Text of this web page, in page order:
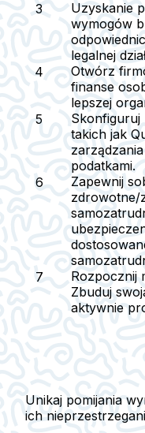
Uzyskanie
wymogów
legalnej
Otwórz
finanse
lepszej
Skonfiguruj
takich jak
podatkami.
Zapewnij
zdrowotne/
Rozpocznij
Zbuduj
aktywnie
Unikaj pomijania
ich